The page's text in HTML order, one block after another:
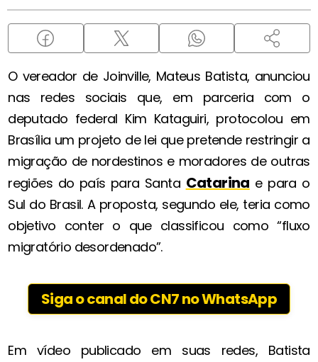
O vereador de Joinville, Mateus Batista, anunciou
nas redes sociais que, em parceria com o
deputado federal Kim Kataguiri, protocolou em
Brasília um projeto de lei que pretende restringir a
migração de nordestinos e moradores de outras
regiões do país para Santa Catarina e para o
Sul do Brasil. A proposta, segundo ele, teria como
objetivo conter o que classificou como “fluxo
migratório desordenado”.
Siga o canal do CN7 no WhatsApp
Em vídeo publicado em suas redes, Batista